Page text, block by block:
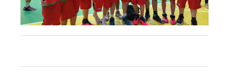
Balcarce
Tendencia